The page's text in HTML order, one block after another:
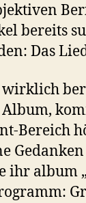
bereits
Das
Bereich
ihr album